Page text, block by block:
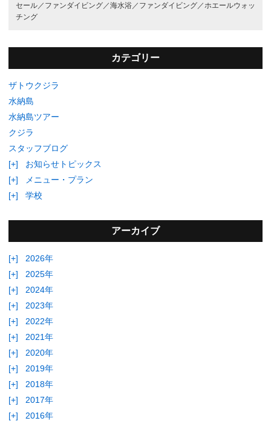
セール／ ファンダイビング／海水浴／ ファンダイビング／ ホエールウォッ
チング
カテゴリー
ザトウクジラ
水納島
水納島ツアー
クジラ
スタッフブログ
[+]
お知らせトピックス
[+]
メニュー・プラン
[+]
学校
アーカイブ
[+]
2026年
[+]
2025年
[+]
2024年
[+]
2023年
[+]
2022年
[+]
2021年
[+]
2020年
[+]
2019年
[+]
2018年
[+]
2017年
[+]
2016年